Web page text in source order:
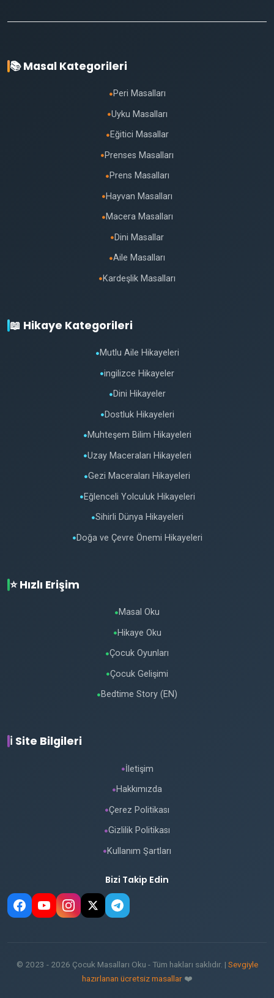
📚 Masal Kategorileri
● Peri Masalları
●Uyku Masalları
● Eğitici Masallar
● Prenses Masalları
● Prens Masalları
● Hayvan Masalları
● Macera Masalları
● Dini Masallar
●Aile Masalları
● Kardeşlik Masalları
📖 Hikaye Kategorileri
● Mutlu Aile Hikayeleri
●ingilizce Hikayeler
● Dini Hikayeler
● Dostluk Hikayeleri
● Muhteşem Bilim Hikayeleri
●Uzay Maceraları Hikayeleri
●Gezi Maceraları Hikayeleri
● Eğlenceli Yolculuk Hikayeleri
●Sihirli Dünya Hikayeleri
● Doğa ve Çevre Önemi Hikayeleri
⭐ Hızlı Erişim
● Masal Oku
● Hikaye Oku
●Çocuk Oyunları
●Çocuk Gelişimi
● Bedtime Story (EN)
ℹ️ Site Bilgileri
●İletişim
● Hakkımızda
●Çerez Politikası
●Gizlilik Politikası
● Kullanım Şartları
Bizi Takip Edin
© 2023 - 2026 Çocuk Masalları Oku - Tüm hakları saklıdır. | Sevgiyle
hazırlanan ücretsiz masallar ❤️